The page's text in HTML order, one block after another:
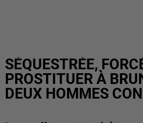
SÉQUESTRÉE,
PROSTITUER À
DEUX HOMMES